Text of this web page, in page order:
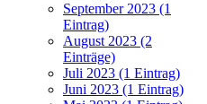
September 2023 (1
Eintrag)
August 2023 (2
Einträge)
Juli 2023 (1 Eintrag)
Juni 2023 (1 Eintrag)